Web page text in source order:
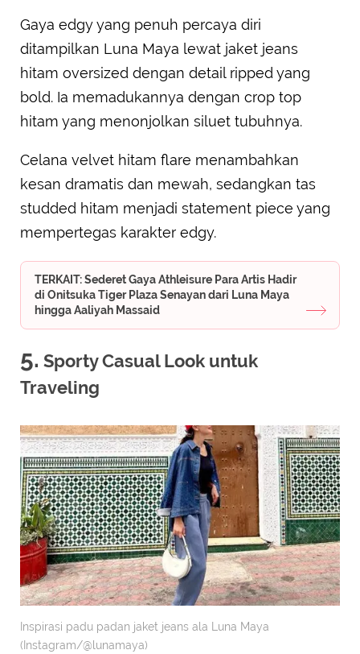
Gaya edgy yang penuh percaya diri
ditampilkan Luna Maya lewat jaket jeans
hitam oversized dengan detail ripped yang
bold. Ia memadukannya dengan crop top
hitam yang menonjolkan siluet tubuhnya.
Celana velvet hitam flare menambahkan
kesan dramatis dan mewah, sedangkan tas
studded hitam menjadi statement piece yang
mempertegas karakter edgy.
TERKAIT: Sederet Gaya Athleisure Para Artis Hadir
di Onitsuka Tiger Plaza Senayan dari Luna Maya
hingga Aaliyah Massaid
5. Sporty Casual Look untuk
Traveling
Inspirasi padu padan jaket jeans ala Luna Maya
(Instagram/@lunamaya)